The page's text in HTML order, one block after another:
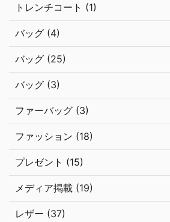
トレンチコート (1)
バッグ (4)
バッグ (25)
バッグ (3)
ファーバッグ (3)
ファッション (18)
プレゼント (15)
メディア掲載 (19)
レザー (37)